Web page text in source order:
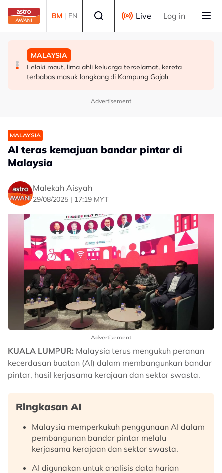
Skip to main content
BM | EN Live Log in
MALAYSIA
Lima kawasan di Sarawak catat IPU tidak sihat
MALAYSIA
Lelaki maut, lima ahli keluarga terselamat, kereta
terbabas masuk longkang di Kampung Gajah
MALAYSIA
Pelan Tindakan Jerebu Kebangsaan diaktifkan
Advertisement
MALAYSIA
AI teras kemajuan bandar pintar di
Malaysia
Malekah Aisyah
29/08/2025 | 17:19 MYT
Advertisement
KUALA LUMPUR: Malaysia terus mengukuh peranan
kecerdasan buatan (AI) dalam membangunkan bandar
pintar, hasil kerjasama kerajaan dan sektor swasta.
Ringkasan AI
Malaysia memperkukuh penggunaan AI dalam
pembangunan bandar pintar melalui
kerjasama kerajaan dan sektor swasta.
AI digunakan untuk analisis data harian